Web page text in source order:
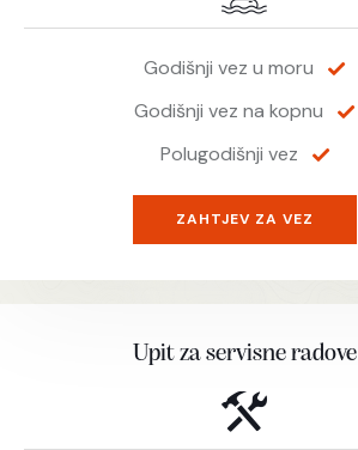
Godišnji vez u moru
Godišnji vez na kopnu
Polugodišnji vez
ZAHTJEV ZA VEZ
Upit za servisne radove